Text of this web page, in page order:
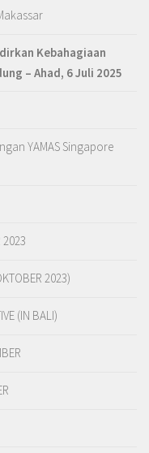
Kebahagiaan
– Ahad, 6 Juli 2025
YAMAS Singapore
2023
2023)
(IN BALI)